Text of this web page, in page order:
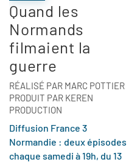
Quand les
Normands
filmaient la
guerre
RÉALISÉ PAR MARC POTTIER
PRODUIT PAR KEREN
PRODUCTION
Diffusion France 3
Normandie : deux épisodes
chaque samedi à 19h, du 13